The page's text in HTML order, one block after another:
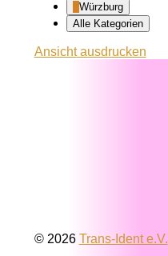
Würzburg
Alle Kategorien
Ansichtausdrucken
© 2026 Trans-Ident e.V.